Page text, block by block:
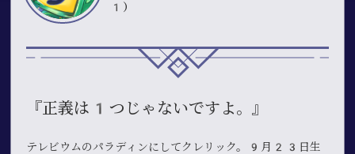
1）
『正義は1つじゃないですよ。』
テレビウムのパラディンにしてクレリック。9月23日生